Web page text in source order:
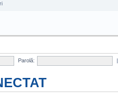
Parolă: